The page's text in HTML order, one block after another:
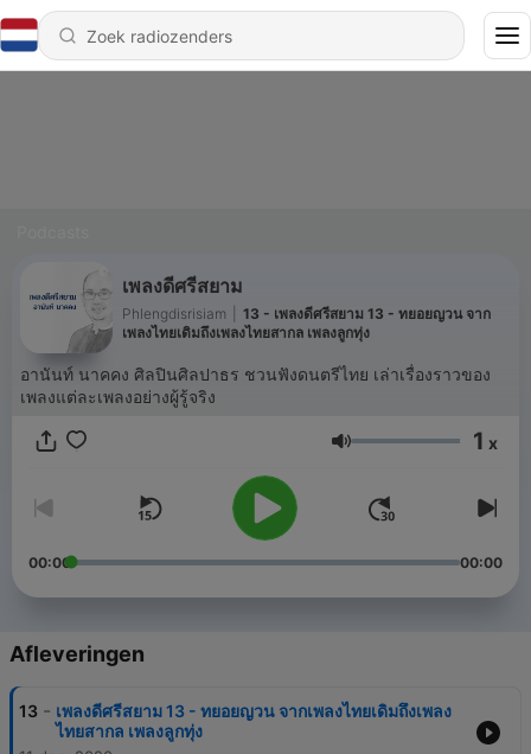
เพลงดีศรีสยาม
Phlengdisrisiam
13 - เพลงดีศรีสยาม 13 - ทยอยญวน จาก
เพลงไทยเดิมถึงเพลงไทยสากล เพลงลูกทุ่ง
อานันท์ นาคคง ศิลปินศิลปาธร ชวนฟังดนตรีไทย เล่าเรื่องราวของ
เพลงแต่ละเพลงอย่างผู้รู้จริง
Volume 1 x
00:00 00:00
Afleveringen
13 - เพลงดีศรีสยาม 13 - ทยอยญวน จากเพลงไทยเดิมถึงเพลง
ไทยสากล เพลงลูกทุ่ง